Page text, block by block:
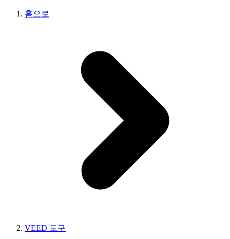
홈으로
VEED 도구